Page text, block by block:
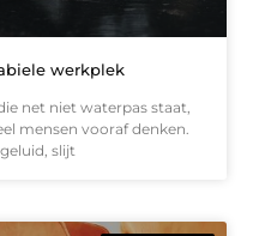
werkplek
net niet waterpas staat,
mensen vooraf denken.
slijt